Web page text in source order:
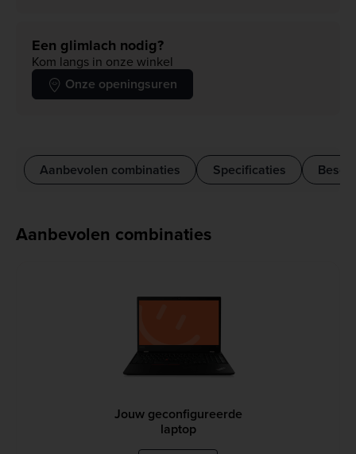
Een glimlach nodig?
Kom langs in onze winkel
Onze openingsuren
Aanbevolen combinaties Specificaties
Aanbevolen combinaties
Jouw geconfigureerde
laptop